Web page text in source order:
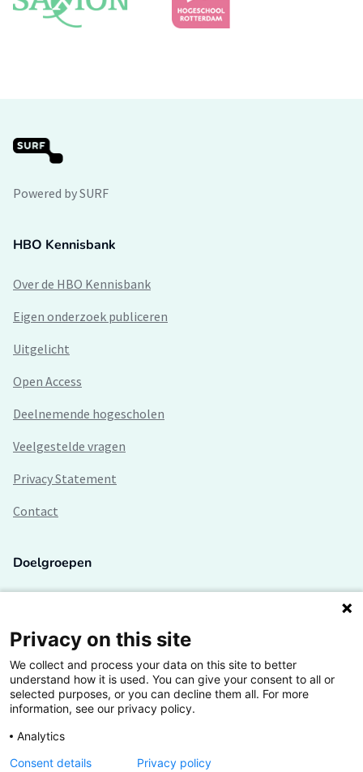
Powered by SURF
HBO Kennisbank
Over de HBO Kennisbank
Eigen onderzoek publiceren
Uitgelicht
Open Access
Deelnemende hogescholen
Veelgestelde vragen
Privacy Statement
Contact
Doelgroepen
Lectoren en onderzoekers
Bedrijven
Hogescholen
Privacy on this site
We collect and process your data on this site to better
understand how it is used. You can give your consent to all or
selected purposes, or you can decline them all. For more
information, see our privacy policy.
Analytics
Consent details
Privacy policy